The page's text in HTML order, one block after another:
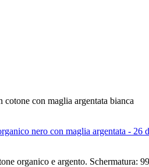
organico e argento.